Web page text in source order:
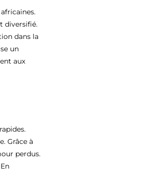
diversifié.
dans la
un
aux
Grâce à
perdus.